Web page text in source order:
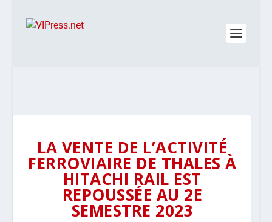
LA VENTE DE L’ACTIVITÉ
FERROVIAIRE DE THALES À
HITACHI RAIL EST
REPOUSSÉE AU 2E
SEMESTRE 2023